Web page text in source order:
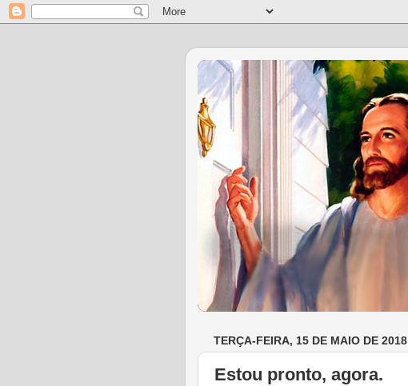
TERÇA-FEIRA, 15 DE MAIO DE 2018
Estou pronto, agora.